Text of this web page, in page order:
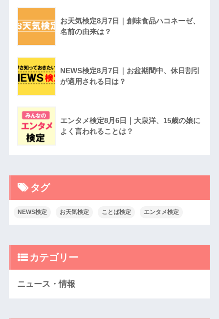
お天気検定8月7日｜創味食品ハコネーゼ、
名前の由来は？
NEWS検定8月7日｜お盆期間中、休日割引
が適用される日は？
エンタメ検定8月6日｜大泉洋、15歳の娘に
よく言われることは？
タグ
NEWS検定 お天気検定 ことば検定 エンタメ検定
カテゴリー
ニュース・情報